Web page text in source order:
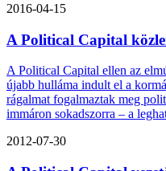
2016-04-15
A Political Capital
A Political Capital ellen az
újabb hulláma indult el a
rágalmat fogalmaztak meg
immáron sokadszorra – a
2012-07-30